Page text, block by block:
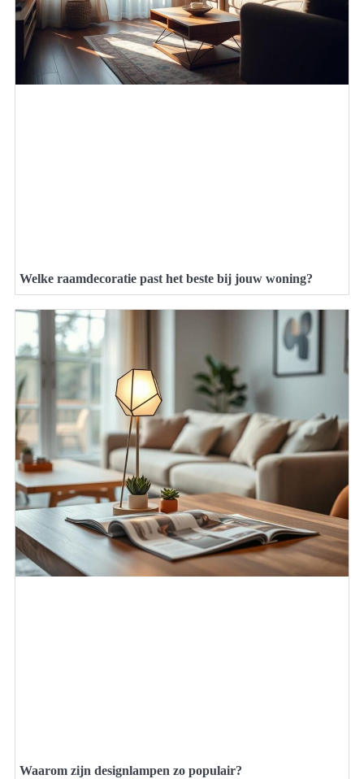
Welke raamdecoratie past het beste bij jouw woning?
Waarom zijn designlampen zo populair?